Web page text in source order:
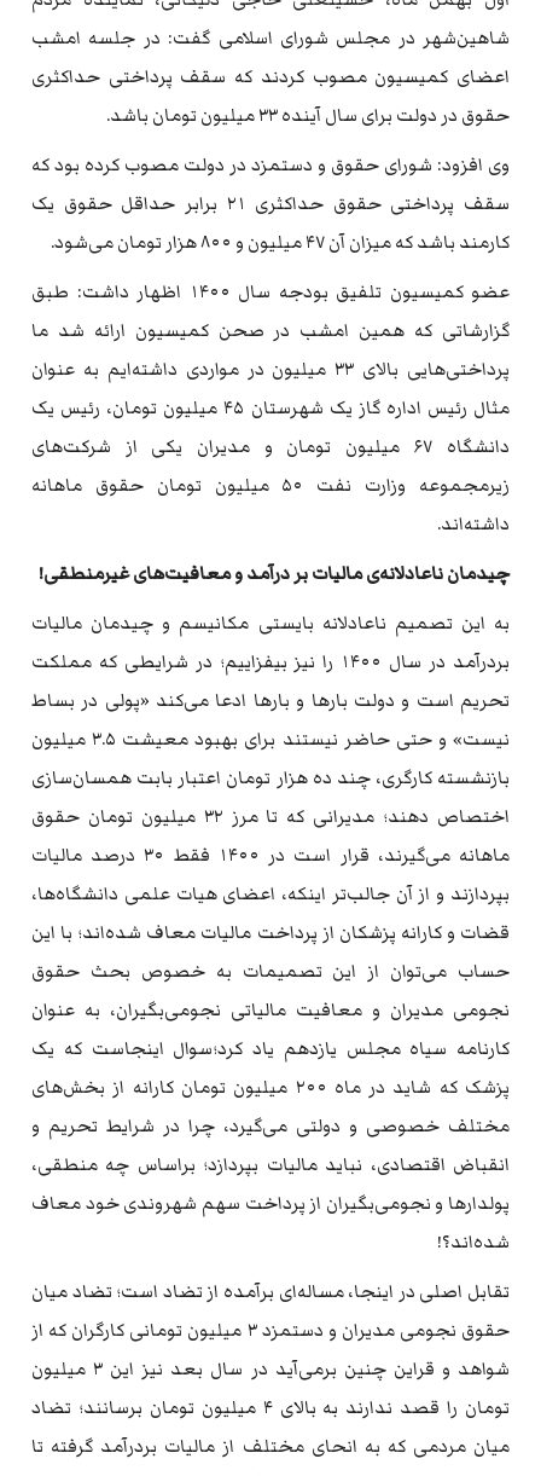
شاهین‌شهر در مجلس شورای اسلامی گفت: در جلسه امشب
اعضای کمیسیون مصوب کردند که سقف پرداختی حداکثری
حقوق در دولت برای سال آینده ۳۳ میلیون تومان باشد.
وی افزود: شورای حقوق و دستمزد در دولت مصوب کرده بود که
سقف پرداختی حقوق‌ حداکثری ۲۱ برابر حداقل حقوق یک
کارمند باشد که میزان آن ۴۷ میلیون و ۸۰۰ هزار تومان می‌شود.
عضو کمیسیون تلفیق بودجه سال ۱۴۰۰ اظهار داشت: طبق
گزارشاتی که همین امشب در صحن کمیسیون ارائه شد ما
پرداختی‌هایی بالای ۳۳ میلیون در مواردی داشته‌ایم به عنوان
مثال رئیس اداره گاز یک شهرستان ۴۵ میلیون تومان، رئیس یک
دانشگاه ۶۷ میلیون تومان و مدیران یکی از شرکت‌های
زیرمجموعه وزارت نفت ۵۰ میلیون تومان حقوق ماهانه
داشته‌اند.
چیدمان ناعادلانه‌ی مالیات بر درآمد و معافیت‌های غیرمنطقی!
به این تصمیم ناعادلانه بایستی مکانیسم و چیدمان مالیات
بردرآمد در سال ۱۴۰۰ را نیز بیفزاییم؛ در شرایطی که مملکت
تحریم است و دولت بارها و بارها ادعا می‌کند «پولی در بساط
نیست» و حتی حاضر نیستند برای بهبود معیشت ۳.۵ میلیون
بازنشسته کارگری، چند ده هزار تومان اعتبار بابت همسان‌سازی
اختصاص دهند؛ مدیرانی که تا مرز ۳۲ میلیون تومان حقوق
ماهانه می‌‌گیرند، قرار است در ۱۴۰۰ فقط ۳۰ درصد مالیات
بپردازند و از آن جالب‌تر اینکه، اعضای هیات علمی دانشگاه‌ها،
قضات و کارانه پزشکان از پرداخت مالیات معاف شده‌اند؛ با این
حساب می‌توان از این تصمیمات به خصوص بحث حقوق
نجومی مدیران و معافیت مالیاتی نجومی‌بگیران، به عنوان
کارنامه سیاه مجلس یازدهم یاد کرد؛سوال اینجاست که یک
پزشک که شاید در ماه ۲۰۰ میلیون تومان کارانه از بخش‌های
مختلف خصوصی و دولتی می‌گیرد، چرا در شرایط تحریم و
انقباض اقتصادی، نباید مالیات بپردازد؛ براساس چه منطقی،
پولدارها و نجومی‌بگیران از پرداخت سهم شهروندی خود معاف
شده‌اند؟!
تقابل اصلی در اینجا، مساله‌ای برآمده از تضاد است؛ تضاد میان
حقوق نجومی مدیران و دستمزد ۳ میلیون تومانی کارگران که از
شواهد و قراین چنین برمی‌آید در سال بعد نیز این ۳ میلیون
تومان را قصد ندارند به بالای ۴ میلیون تومان برسانند؛ تضاد
میان مردمی که به انحای مختلف از مالیات بردرآمد گرفته تا